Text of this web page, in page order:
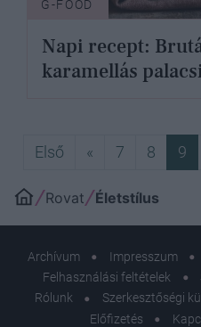
G-FOOD
Napi recept:
karamellás
Első Első
« Előző
7 8 9
Rovat Életstílus
Archívum Impresszum
Felhasználási feltételek
Rólunk
Szerkesztőségi
Előfizetés